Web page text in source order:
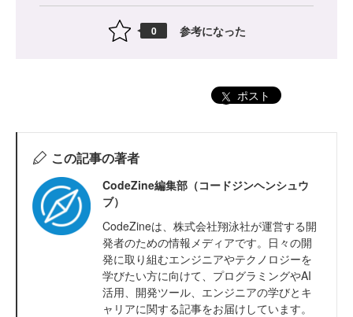
0 参考になった
ポスト
この記事の著者
CodeZine編集部（コードジンヘンシュウ
ブ）
CodeZineは、株式会社翔泳社が運営する開
発者のための情報メディアです。日々の開
発に取り組むエンジニアやテクノロジーを
学びたい方に向けて、プログラミングやAI
活用、開発ツール、エンジニアの学びとキ
ャリアに関する記事をお届けしています。